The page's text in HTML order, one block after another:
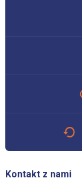
Kontakt z nami